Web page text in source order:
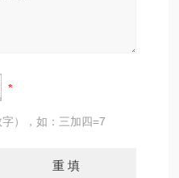
），如：三加四=7